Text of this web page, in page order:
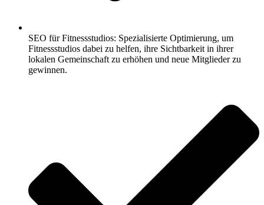
SEO für Fitnessstudios: Spezialisierte Optimierung, um
Fitnessstudios dabei zu helfen, ihre Sichtbarkeit in ihrer
lokalen Gemeinschaft zu erhöhen und neue Mitglieder zu
gewinnen.